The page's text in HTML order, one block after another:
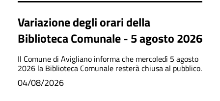
Variazione degli orari della
Biblioteca Comunale - 5 agosto 2026
Il Comune di Avigliano informa che mercoledì 5 agosto
2026 la Biblioteca Comunale resterà chiusa al pubblico.
04/08/2026